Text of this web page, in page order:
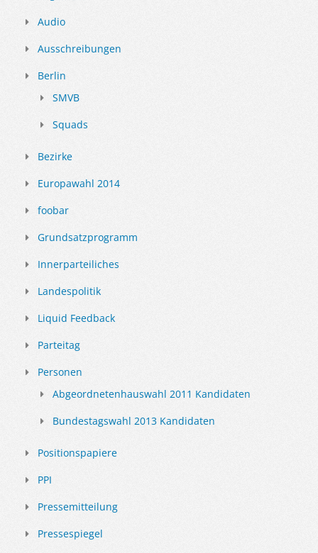
Audio
Ausschreibungen
Berlin
SMVB
Squads
Bezirke
Europawahl 2014
foobar
Grundsatzprogramm
Innerparteiliches
Landespolitik
Liquid Feedback
Parteitag
Personen
Abgeordnetenhauswahl 2011 Kandidaten
Bundestagswahl 2013 Kandidaten
Positionspapiere
PPI
Pressemitteilung
Pressespiegel